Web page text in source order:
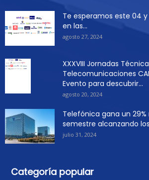
Te esperamos este 04
en las...
agosto 27, 2024
XXXVIII Jornadas
Telecomunicaciones
Evento para descubrir...
agosto 20, 2024
Telefónica gana un
semestre alcanzando
julio 31, 2024
Categoría popular